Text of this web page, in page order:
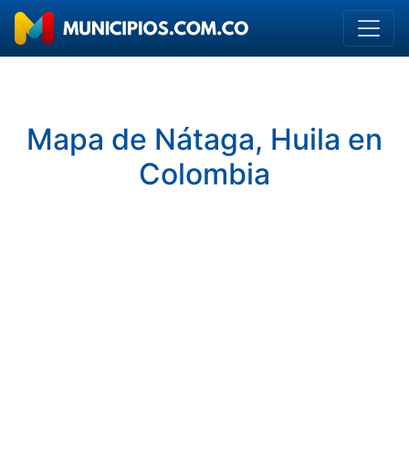
Mapa de Nátaga, Huila en
Colombia